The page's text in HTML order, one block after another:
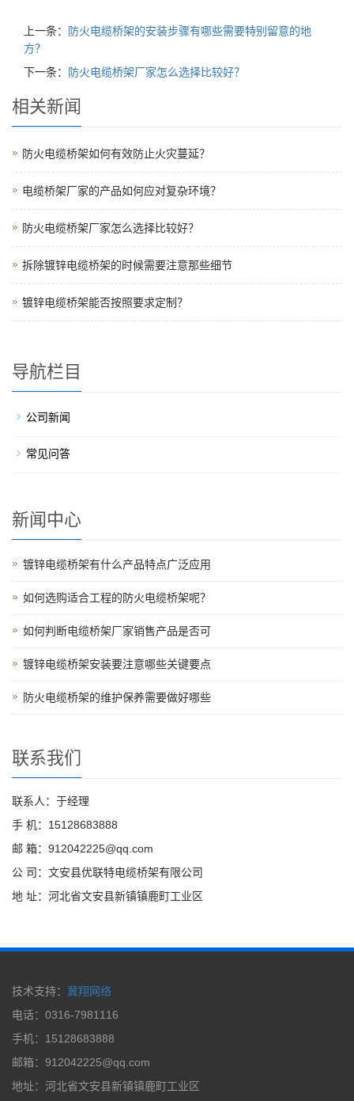
上一条： 防火电缆桥架的安装步骤有哪些需要特别留意的地
方？
下一条： 防火电缆桥架厂家怎么选择比较好？
相关新闻
防火电缆桥架如何有效防止火灾蔓延？
电缆桥架厂家的产品如何应对复杂环境？
防火电缆桥架厂家怎么选择比较好？
拆除镀锌电缆桥架的时候需要注意那些细节
镀锌电缆桥架能否按照要求定制？
导航栏目
公司新闻
常见问答
新闻中心
镀锌电缆桥架有什么产品特点广泛应用
如何选购适合工程的防火电缆桥架呢？
如何判断电缆桥架厂家销售产品是否可
镀锌电缆桥架安装要注意哪些关键要点
防火电缆桥架的维护保养需要做好哪些
联系我们
联系人：于经理
手 机：15128683888
邮 箱：912042225@qq.com
公 司：文安县优联特电缆桥架有限公司
地 址：河北省文安县新镇镇鹿町工业区
技术支持： 冀翔网络
电话：0316-7981116
手机：15128683888
邮箱：912042225@qq.com
地址：河北省文安县新镇镇鹿町工业区